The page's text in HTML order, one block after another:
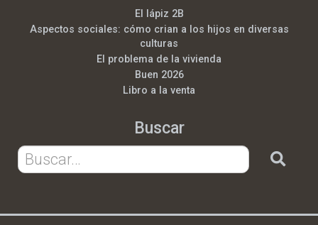
El lápiz 2B
Aspectos sociales: cómo crian a los hijos en diversas
culturas
El problema de la vivienda
Buen 2026
Libro a la venta
Buscar